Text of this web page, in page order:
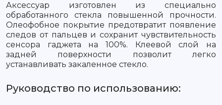
Аксессуар изготовлен из специально
обработанного стекла повышенной прочности.
Олеофобное покрытие предотвратит появление
следов от пальцев и сохранит чувствительность
сенсора гаджета на 100%. Клеевой слой на
задней поверхности позволит легко
устанавливать закаленное стекло.
Руководство по использованию: